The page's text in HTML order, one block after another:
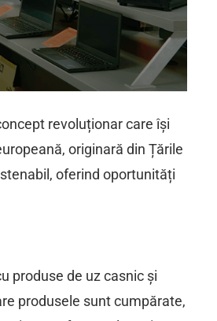
revoluționar care își
originară din Țările
oferind oportunități
produse de uz casnic și
produsele sunt cumpărate,